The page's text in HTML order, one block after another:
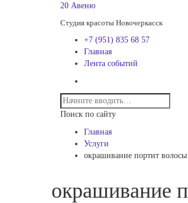
20 Авеню
Студия красоты Новочеркасск
+7 (951) 835 68 57
Главная
Лента событий
Поиск по сайту
Главная
Услуги
окрашивание портит
окрашивание